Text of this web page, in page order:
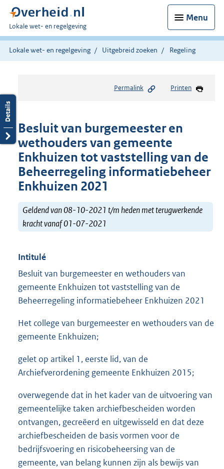
Menu
U
bent
hier:
Lokale wet- en regelgeving
Lokale wet- en regelgeving Uitgebreid zoeken Regeling
Permalink Printen
Besluit van burgemeester en
wethouders van gemeente
Enkhuizen tot vaststelling van de
Beheerregeling informatiebeheer
Enkhuizen 2021
Geldend van 08-10-2021 t/m heden met terugwerkende
kracht vanaf 01-07-2021
Intitulé
Besluit van burgemeester en wethouders van
gemeente Enkhuizen tot vaststelling van de
Beheerregeling informatiebeheer Enkhuizen 2021
Het college van burgemeester en wethouders van de
gemeente Enkhuizen;
gelet op artikel 1, eerste lid, van de
Archiefverordening gemeente Enkhuizen 2015;
overwegende dat in het kader van de uitvoering van
gemeentelijke taken archiefbescheiden worden
ontvangen, gecreëerd en uitgewisseld en dat deze
archiefbescheiden de basis vormen voor de
bedrijfsvoering en risicobeheersing van de
gemeente, van belang kunnen zijn als bewijs van